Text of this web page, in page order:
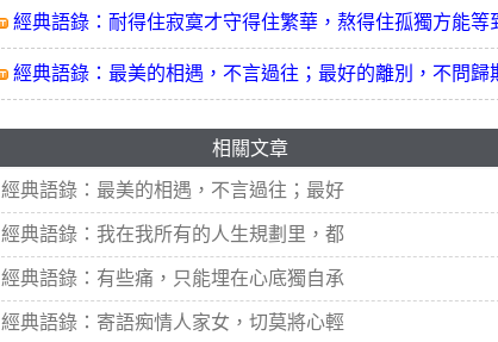
經典語錄：耐得住寂寞才守得住繁華，熬得住孤獨方能等
經典語錄：最美的相遇，不言過往；最好的離別，不問歸
相關文章
經典語錄：最美的相遇，不言過往；最好
經典語錄：我在我所有的人生規劃里，都
經典語錄：有些痛，只能埋在心底獨自承
經典語錄：寄語痴情人家女，切莫將心輕